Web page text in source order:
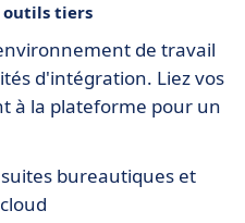
outils tiers
de travail
d'intégration. Liez vos
à la plateforme pour un
bureautiques et